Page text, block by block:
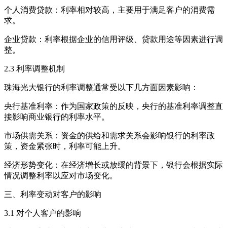
个人消费贷款：利率相对较高，主要用于满足客户的消费需
求。
企业贷款：利率根据企业的信用评级、贷款用途等因素进行调
整。
2.3 利率调整机制
珠海光大银行的利率调整通常受以下几方面因素影响：
央行基准利率：作为国家政策的反映，央行的基准利率调整直
接影响商业银行的利率水平。
市场供需关系：资金的供给和需求关系会影响银行的利率政
策，资金紧张时，利率可能上升。
经济形势变化：在经济增长或放缓的背景下，银行会根据实际
情况调整利率以应对市场变化。
三、利率变动对客户的影响
3.1 对个人客户的影响